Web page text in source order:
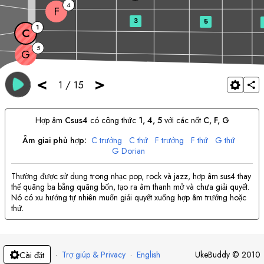
< 1 / 15 >
G 5
C 1
F 4
3 5
Hợp âm Csus4 có công thức 1, 4, 5với các nốt C, F, G
Âm giai phù hợp: C trưởng C thứ F trưởng F thứ G thứ
G Dorian
Thường được sử dụng trong nhạc pop, rock và jazz, hợp âm sus4 thay
thế quãng ba bằng quãng bốn, tạo ra âm thanh mở và chưa giải quyết.
Nó có xu hướng tự nhiên muốn giải quyết xuống hợp âm trưởng hoặc
thứ.
Cài đặt · Trợ giúp & Privacy · English UkeBuddy © 2010